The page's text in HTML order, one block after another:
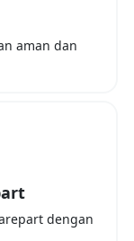
aman dan
dengan